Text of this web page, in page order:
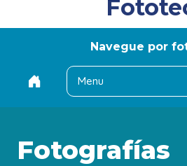
Navegue por
Menu
Fotografías